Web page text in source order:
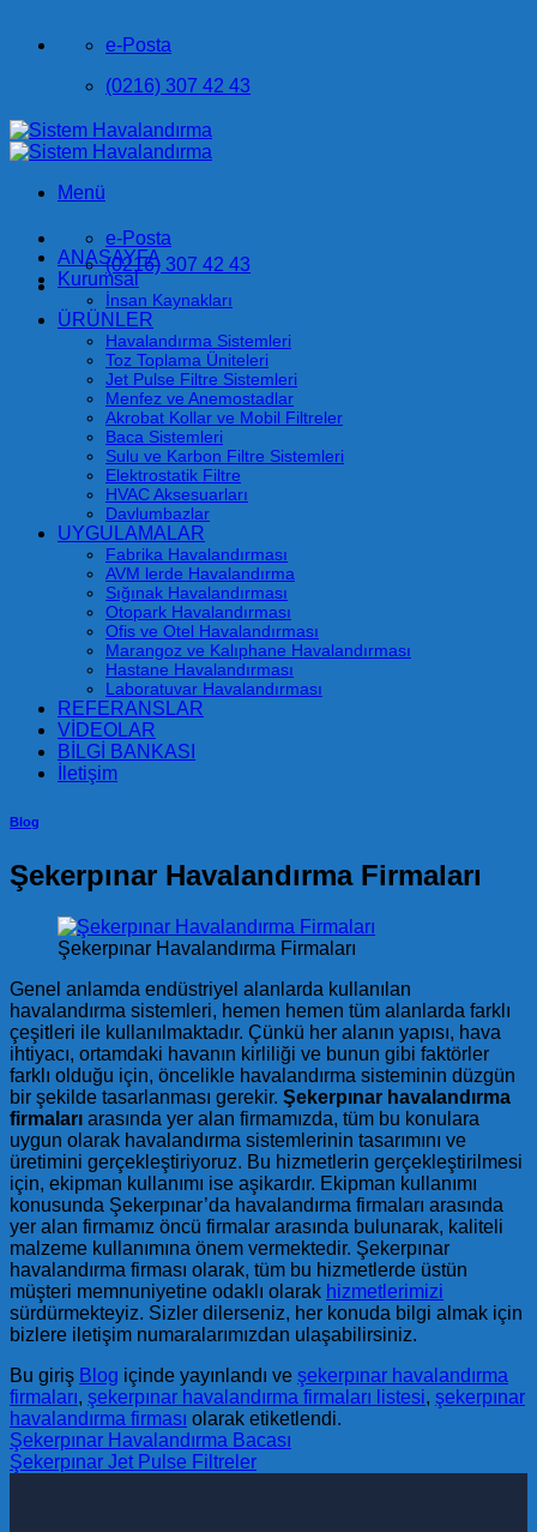
atla
e-Posta
(0216) 307 42 43
Menü
e-Posta
(0216) 307 42 43
ANASAYFA
Kurumsal
İnsan Kaynakları
ÜRÜNLER
Havalandırma Sistemleri
Toz Toplama Üniteleri
Jet Pulse Filtre Sistemleri
Menfez ve Anemostadlar
Akrobat Kollar ve Mobil Filtreler
Baca Sistemleri
Sulu ve Karbon Filtre Sistemleri
Elektrostatik Filtre
HVAC Aksesuarları
Davlumbazlar
UYGULAMALAR
Fabrika Havalandırması
AVM lerde Havalandırma
Sığınak Havalandırması
Otopark Havalandırması
Ofis ve Otel Havalandırması
Marangoz ve Kalıphane Havalandırması
Hastane Havalandırması
Laboratuvar Havalandırması
REFERANSLAR
VİDEOLAR
BİLGİ BANKASI
İletişim
Blog
Şekerpınar Havalandırma Firmaları
Şekerpınar Havalandırma Firmaları
Genel anlamda endüstriyel alanlarda kullanılan
havalandırma sistemleri, hemen hemen tüm alanlarda farklı
çeşitleri ile kullanılmaktadır. Çünkü her alanın yapısı, hava
ihtiyacı, ortamdaki havanın kirliliği ve bunun gibi faktörler
farklı olduğu için, öncelikle havalandırma sisteminin düzgün
bir şekilde tasarlanması gerekir. Şekerpınar havalandırma
firmaları arasında yer alan firmamızda, tüm bu konulara
uygun olarak havalandırma sistemlerinin tasarımını ve
üretimini gerçekleştiriyoruz. Bu hizmetlerin gerçekleştirilmesi
için, ekipman kullanımı ise aşikardır. Ekipman kullanımı
konusunda Şekerpınar’da havalandırma firmaları arasında
yer alan firmamız öncü firmalar arasında bulunarak, kaliteli
malzeme kullanımına önem vermektedir. Şekerpınar
havalandırma firması olarak, tüm bu hizmetlerde üstün
müşteri memnuniyetine odaklı olarak hizmetlerimizi
sürdürmekteyiz. Sizler dilerseniz, her konuda bilgi almak için
bizlere iletişim numaralarımızdan ulaşabilirsiniz.
Bu giriş Blog içinde yayınlandı ve şekerpınar havalandırma
firmaları, şekerpınar havalandırma firmaları listesi, şekerpınar
havalandırma firması olarak etiketlendi.
Şekerpınar Havalandırma Bacası
Şekerpınar Jet Pulse Filtreler